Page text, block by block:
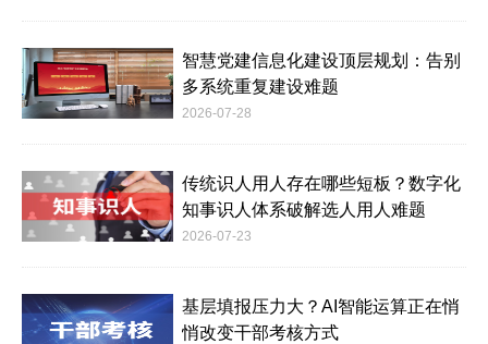
智慧党建信息化建设顶层规划：告别
多系统重复建设难题
2026-07-28
传统识人用人存在哪些短板？数字化
知事识人体系破解选人用人难题
2026-07-23
基层填报压力大？AI智能运算正在悄
悄改变干部考核方式